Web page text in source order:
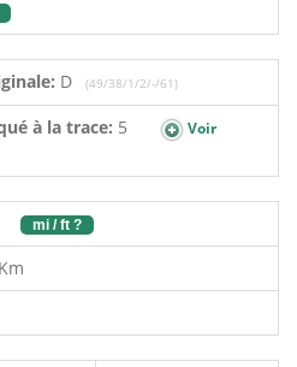
D (49/38/1/2/-/61)
à la trace: 5
Voir
mi / ft ?